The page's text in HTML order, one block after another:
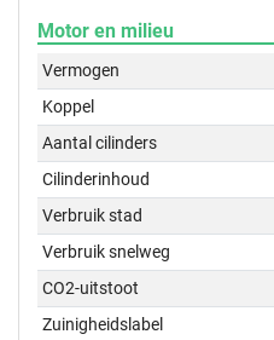
Motor en milieu
Vermogen
Koppel
Aantal cilinders
Cilinderinhoud
Verbruik stad
Verbruik snelweg
CO2-uitstoot
Zuinigheidslabel